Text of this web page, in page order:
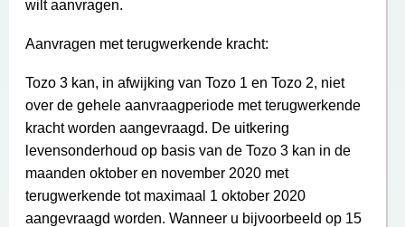
wilt aanvragen.
Aanvragen met terugwerkende kracht:
Tozo 3 kan, in afwijking van Tozo 1 en Tozo 2, niet
over de gehele aanvraagperiode met terugwerkende
kracht worden aangevraagd. De uitkering
levensonderhoud op basis van de Tozo 3 kan in de
maanden oktober en november 2020 met
terugwerkende tot maximaal 1 oktober 2020
aangevraagd worden. Wanneer u bijvoorbeeld op 15